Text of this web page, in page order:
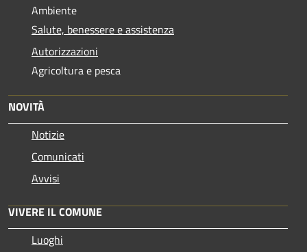
Ambiente
Salute, benessere e assistenza
Autorizzazioni
Agricoltura e pesca
NOVITÀ
Notizie
Comunicati
Avvisi
VIVERE IL COMUNE
Luoghi